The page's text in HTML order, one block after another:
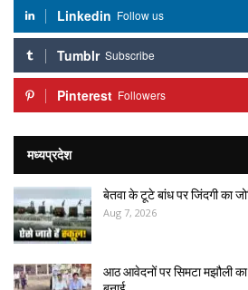
Linkedin Follow us
Tumblr Subscribe
Pinterest Followers
मध्यप्रदेश
बेतवा के टूटे बांध पर जिंदगी का
Aug 7, 2026
आठ आवेदनों पर सिमटा मझौली